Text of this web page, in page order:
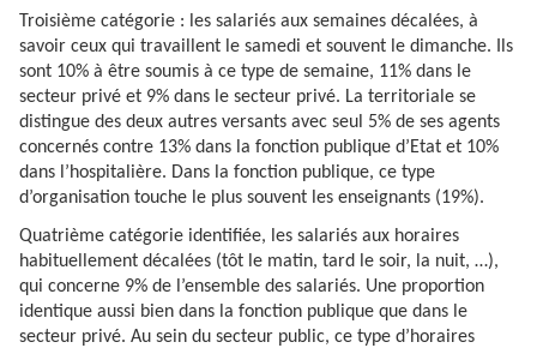
Troisième catégorie : les salariés aux semaines décalées, à
savoir ceux qui travaillent le samedi et souvent le dimanche. Ils
sont 10% à être soumis à ce type de semaine, 11% dans le
secteur privé et 9% dans le secteur privé. La territoriale se
distingue des deux autres versants avec seul 5% de ses agents
concernés contre 13% dans la fonction publique d’Etat et 10%
dans l’hospitalière. Dans la fonction publique, ce type
d’organisation touche le plus souvent les enseignants (19%).
Quatrième catégorie identifiée, les salariés aux horaires
habituellement décalées (tôt le matin, tard le soir, la nuit, …),
qui concerne 9% de l’ensemble des salariés. Une proportion
identique aussi bien dans la fonction publique que dans le
secteur privé. Au sein du secteur public, ce type d’horaires